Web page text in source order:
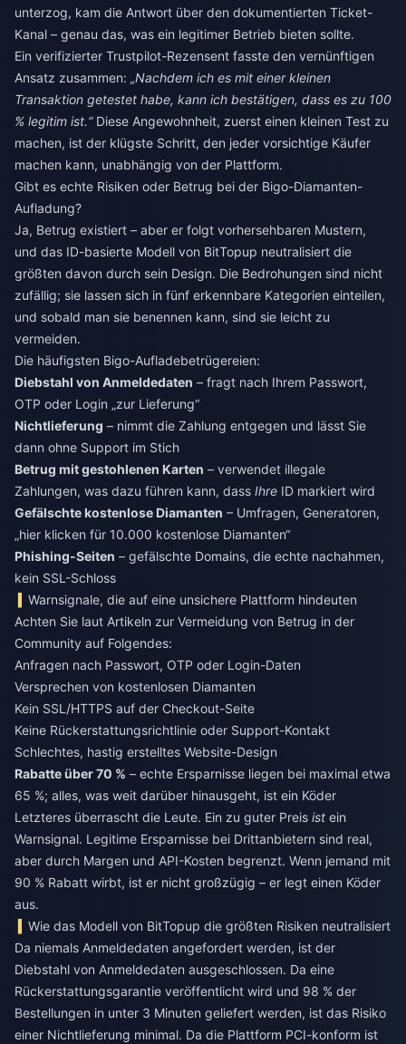
unterzog, kam die Antwort über den dokumentierten Ticket-
Kanal – genau das, was ein legitimer Betrieb bieten sollte.
Ein verifizierter Trustpilot-Rezensent fasste den vernünftigen
Ansatz zusammen: „Nachdem ich es mit einer kleinen
Transaktion getestet habe, kann ich bestätigen, dass es zu 100
% legitim ist.“Diese Angewohnheit, zuerst einen kleinen Test zu
machen, ist der klügste Schritt, den jeder vorsichtige Käufer
machen kann, unabhängig von der Plattform.
Gibt es echte Risiken oder Betrug bei der Bigo-Diamanten-
Aufladung?
Ja, Betrug existiert – aber er folgt vorhersehbaren Mustern,
und das ID-basierte Modell von BitTopup neutralisiert die
größten davon durch sein Design. Die Bedrohungen sind nicht
zufällig; sie lassen sich in fünf erkennbare Kategorien einteilen,
und sobald man sie benennen kann, sind sie leicht zu
vermeiden.
Die häufigsten Bigo-Aufladebetrügereien:
Diebstahl von Anmeldedaten – fragt nach Ihrem Passwort,
OTP oder Login „zur Lieferung“
Nichtlieferung – nimmt die Zahlung entgegen und lässt Sie
dann ohne Support im Stich
Betrug mit gestohlenen Karten – verwendet illegale
Zahlungen, was dazu führen kann, dass Ihre ID markiert wird
Gefälschte kostenlose Diamanten – Umfragen, Generatoren,
„hier klicken für 10.000 kostenlose Diamanten“
Phishing-Seiten – gefälschte Domains, die echte nachahmen,
kein SSL-Schloss
Warnsignale, die auf eine unsichere Plattform hindeuten
Achten Sie laut Artikeln zur Vermeidung von Betrug in der
Community auf Folgendes:
Anfragen nach Passwort, OTP oder Login-Daten
Versprechen von kostenlosen Diamanten
Kein SSL/HTTPS auf der Checkout-Seite
Keine Rückerstattungsrichtlinie oder Support-Kontakt
Schlechtes, hastig erstelltes Website-Design
Rabatte über 70 % – echte Ersparnisse liegen bei maximal etwa
65 %; alles, was weit darüber hinausgeht, ist ein Köder
Letzteres überrascht die Leute. Ein zu guter Preis ist ein
Warnsignal. Legitime Ersparnisse bei Drittanbietern sind real,
aber durch Margen und API-Kosten begrenzt. Wenn jemand mit
90 % Rabatt wirbt, ist er nicht großzügig – er legt einen Köder
aus.
Wie das Modell von BitTopup die größten Risiken neutralisiert
Da niemals Anmeldedaten angefordert werden, ist der
Diebstahl von Anmeldedaten ausgeschlossen. Da eine
Rückerstattungsgarantie veröffentlicht wird und 98 % der
Bestellungen in unter 3 Minuten geliefert werden, ist das Risiko
einer Nichtlieferung minimal. Da die Plattform PCI-konform ist